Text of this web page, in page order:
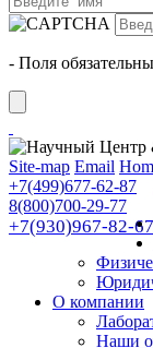
- Поля
Site-map Email
+7(499)677-62-87
8(800)700-29-77
+7(930)967-82-67
О компании
Наши